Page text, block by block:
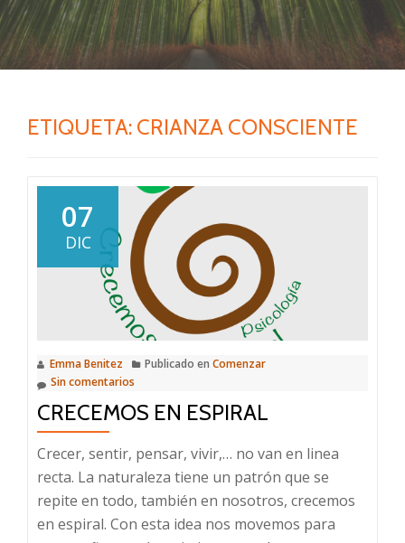
ETIQUETA: CRIANZA CONSCIENTE
07
DIC
Emma Benitez Publicado en Comenzar
Sin comentarios
CRECEMOS EN ESPIRAL
Crecer, sentir, pensar, vivir,… no van en linea
recta. La naturaleza tiene un patrón que se
repite en todo, también en nosotros, crecemos
en espiral. Con esta idea nos movemos para